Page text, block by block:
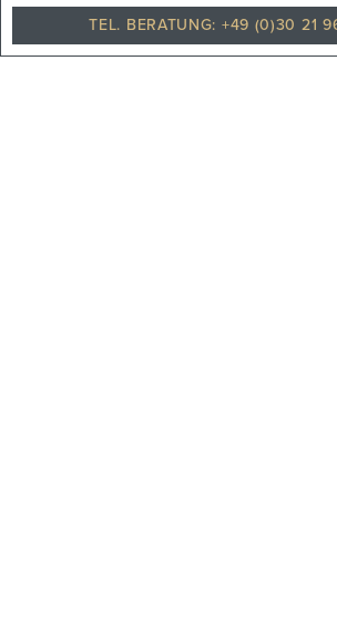
TEL. BERATUNG: +49 (0)30 21
27°C